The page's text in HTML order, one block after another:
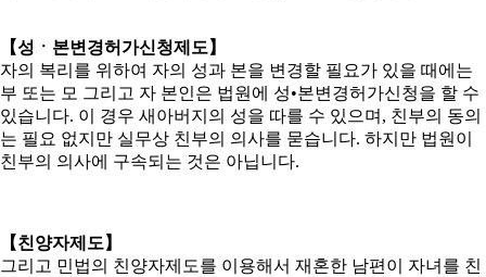
【성ㆍ본변경허가신청제도】
자의 복리를 위하여 자의 성과 본을 변경할 필요가 있을 때에는
부 또는 모 그리고 자 본인은 법원에 성•본변경허가신청을 할 수
있습니다. 이 경우 새아버지의 성을 따를 수 있으며, 친부의 동의
는 필요 없지만 실무상 친부의 의사를 묻습니다. 하지만 법원이
친부의 의사에 구속되는 것은 아닙니다.
【친양자제도】
그리고 민법의 친양자제도를 이용해서 재혼한 남편이 자녀를 친